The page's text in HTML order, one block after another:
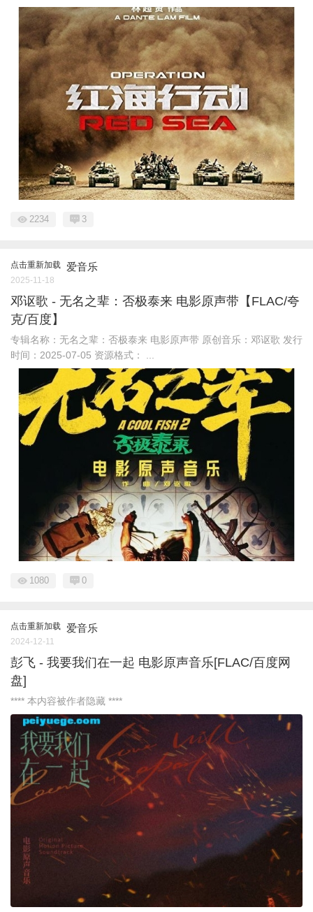
2234 3
点击重新加载 爱音乐
2025-11-18
邓讴歌 - 无名之辈：否极泰来 电影原声带【FLAC/夸
克/百度】
专辑名称：无名之辈：否极泰来 电影原声带 原创音乐：邓讴歌 发行
时间：2025-07-05 资源格式： ...
1080 0
点击重新加载 爱音乐
2024-12-11
彭飞 - 我要我们在一起 电影原声音乐[FLAC/百度网
盘]
**** 本内容被作者隐藏 ****